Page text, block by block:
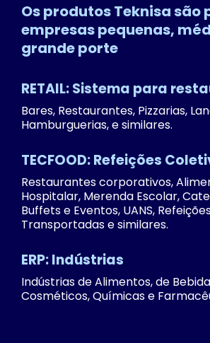
Os produtos Teknisa são
empresas pequenas,
grande porte
RETAIL: Sistema para
Bares, Restaurantes, Pizzarias,
Hamburguerias, e similares.
TECFOOD: Refeições
Restaurantes corporativos,
Hospitalar, Merenda Escolar,
Buffets e Eventos, UANS,
Transportadas e similares.
ERP: Indústrias
Indústrias de Alimentos, de
Cosméticos, Químicas e